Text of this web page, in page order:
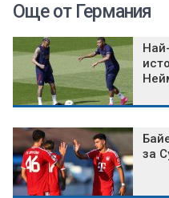
Още от Германия
за